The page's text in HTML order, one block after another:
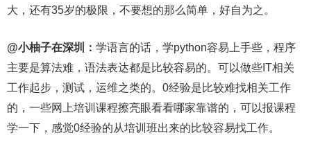
大，还有35岁的极限，不要想的那么简单，好自为之。
@小柚子在深圳： 学语言的话，学python容易上手些，程序
主要是算法难，语法表达都是比较容易的。可以做些IT相关
工作起步，测试，运维之类的。0经验是比较难找相关工作
的，一些网上培训课程擦亮眼看看哪家靠谱的，可以报课程
学一下，感觉0经验的从培训班出来的比较容易找工作。